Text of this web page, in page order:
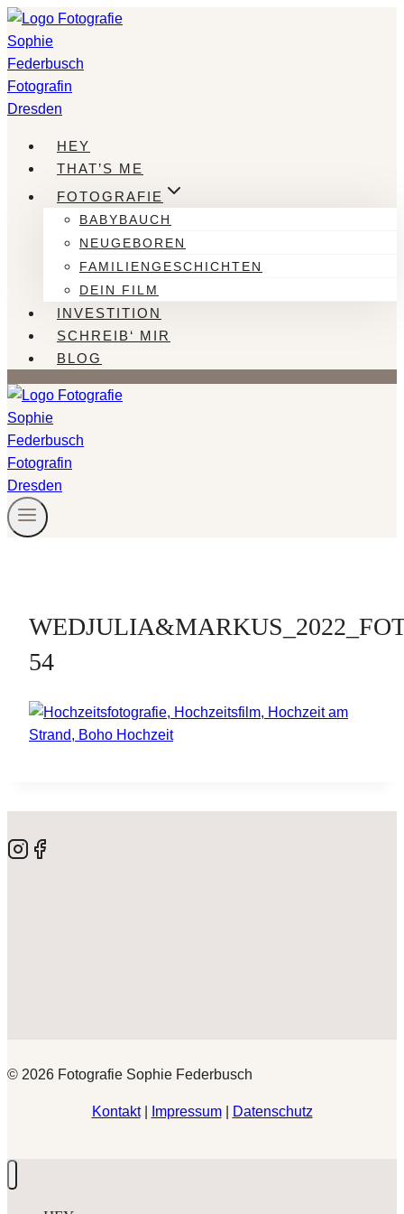
Zum
Inhalt
springen
HEY
THAT’S ME
FOTOGRAFIE
BABYBAUCH
NEUGEBOREN
FAMILIENGESCHICHTEN
DEIN FILM
INVESTITION
SCHREIB‘ MIR
BLOG
54
© 2026 Fotografie Sophie Federbusch
Kontakt| Impressum| Datenschutz